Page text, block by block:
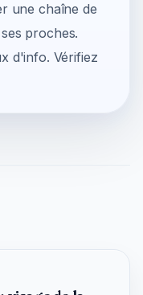
une chaîne de
proches.
d'info. Vérifiez